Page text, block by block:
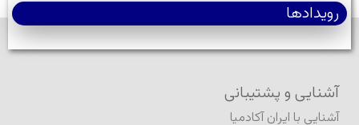
رویدادها
آشنایی و پشتیبانی
آشنایی با ایران آکادمیا